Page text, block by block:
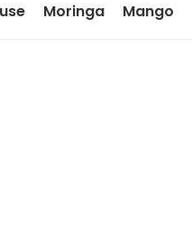
Moringa Mango